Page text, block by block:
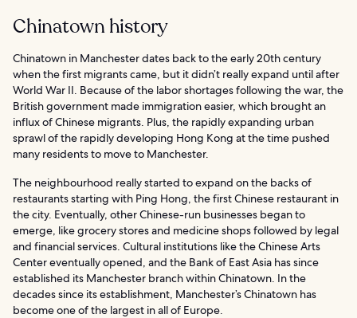
Chinatown history
Chinatown in Manchester dates back to the early 20th century
when the first migrants came, but it didn’t really expand until after
World War II. Because of the labor shortages following the war, the
British government made immigration easier, which brought an
influx of Chinese migrants. Plus, the rapidly expanding urban
sprawl of the rapidly developing Hong Kong at the time pushed
many residents to move to Manchester.
The neighbourhood really started to expand on the backs of
restaurants starting with Ping Hong, the first Chinese restaurant in
the city. Eventually, other Chinese-run businesses began to
emerge, like grocery stores and medicine shops followed by legal
and financial services. Cultural institutions like the Chinese Arts
Center eventually opened, and the Bank of East Asia has since
established its Manchester branch within Chinatown. In the
decades since its establishment, Manchester’s Chinatown has
become one of the largest in all of Europe.